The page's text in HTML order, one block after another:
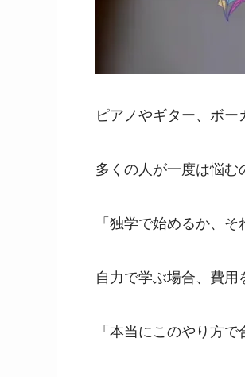
ピアノやギター、ボー
多くの人が一度は悩む
「独学で始めるか、
自力で学ぶ場合、費用
「本当にこのやり方で